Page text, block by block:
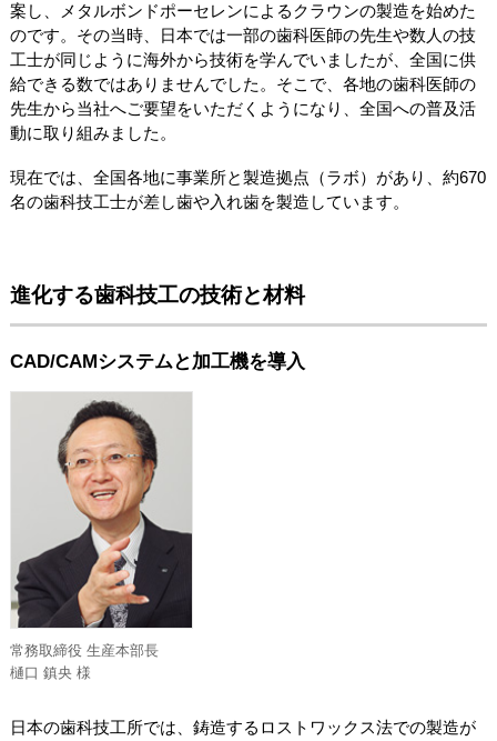
案し、メタルボンドポーセレンによるクラウンの製造を始めた
のです。その当時、日本では一部の歯科医師の先生や数人の技
工士が同じように海外から技術を学んでいましたが、全国に供
給できる数ではありませんでした。そこで、各地の歯科医師の
先生から当社へご要望をいただくようになり、全国への普及活
動に取り組みました。
現在では、全国各地に事業所と製造拠点（ラボ）があり、約670
名の歯科技工士が差し歯や入れ歯を製造しています。
進化する歯科技工の技術と材料
CAD/CAMシステムと加工機を導入
常務取締役 生産本部長
樋口 鎮央 様
日本の歯科技工所では、鋳造するロストワックス法での製造が